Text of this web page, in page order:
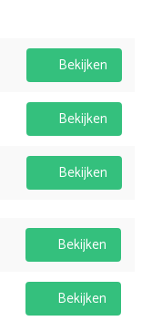
Bekijken
Bekijken
Bekijken
Bekijken
Bekijken